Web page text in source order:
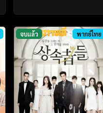
จบแล้ว พากย์ไทย